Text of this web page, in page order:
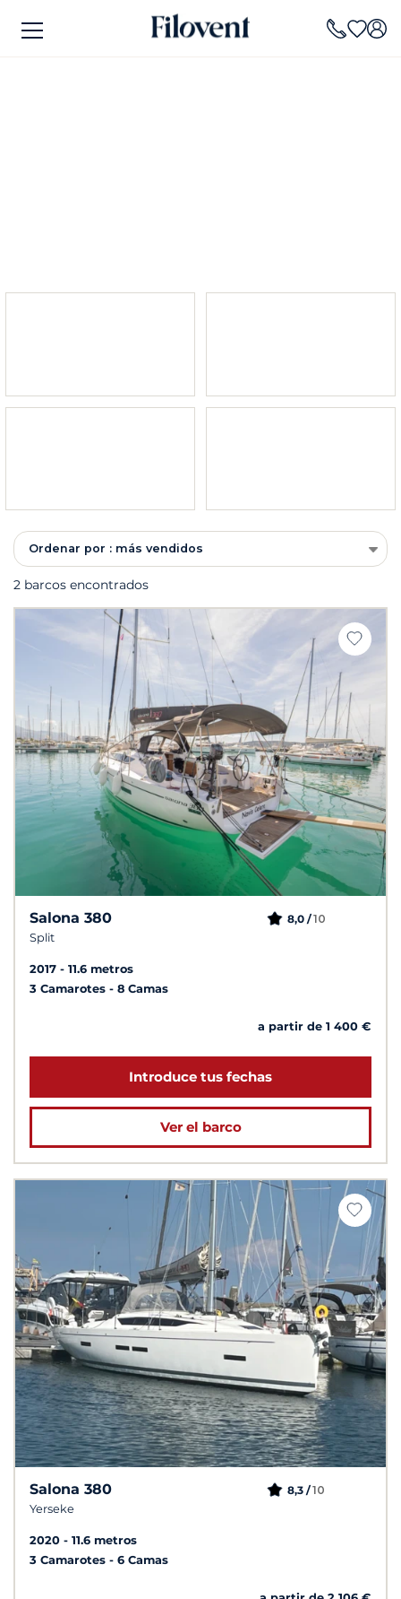
Ordenar por : más vendidos
2 barcos encontrados
Salona 380
Split
8,0 /10
2017
11.6 metros
3 Camarotes
8 Camas
a partir de 1 400 €
Introduce tus fechas
Ver el barco
Salona 380
Yerseke
8,3 /10
2020
11.6 metros
3 Camarotes
6 Camas